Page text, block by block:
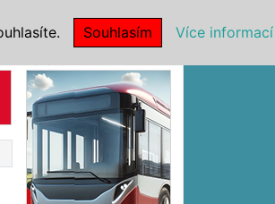
Souhlasím Více informací